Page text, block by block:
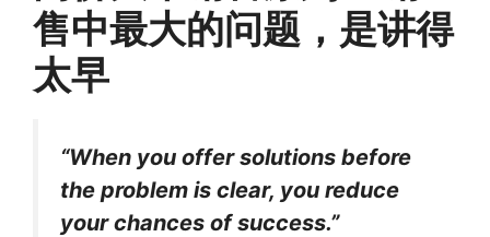
售中最大的问题，是讲得
太早
“When you offer solutions before
the problem is clear, you reduce
your chances of success.”